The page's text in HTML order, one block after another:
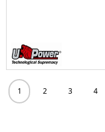
1 2 3 4